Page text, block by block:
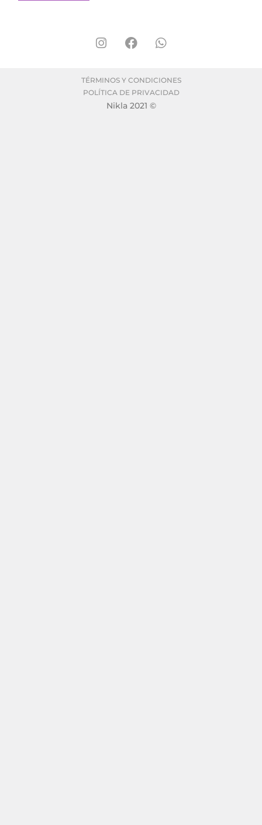
TÉRMINOS Y CONDICIONES
POLÍTICA DE PRIVACIDAD
Nikla 2021 ©